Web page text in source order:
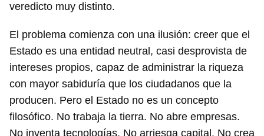
veredicto muy distinto.
El problema comienza con una ilusión: creer que el
Estado es una entidad neutral, casi desprovista de
intereses propios, capaz de administrar la riqueza
con mayor sabiduría que los ciudadanos que la
producen. Pero el Estado no es un concepto
filosófico. No trabaja la tierra. No abre empresas.
No inventa tecnologías. No arriesga capital. No crea